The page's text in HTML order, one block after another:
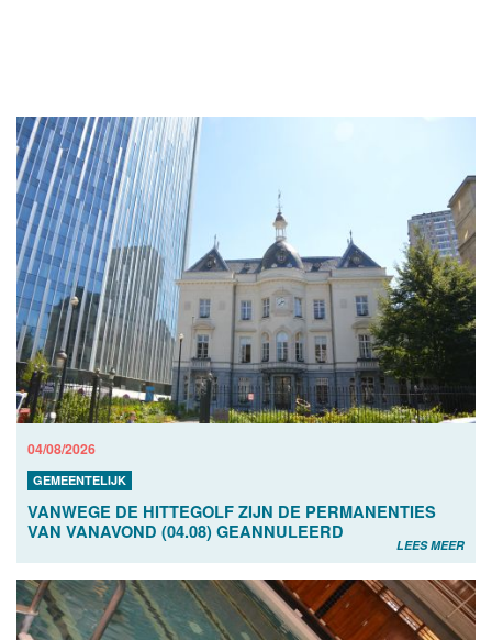
04/08/2026
GEMEENTELIJK
VANWEGE DE HITTEGOLF ZIJN DE PERMANENTIES
VAN VANAVOND (04.08) GEANNULEERD
LEES MEER